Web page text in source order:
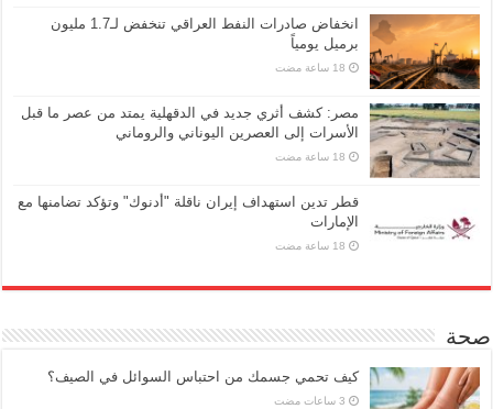
انخفاض صادرات النفط العراقي تنخفض لـ1.7 مليون
برميل يومياً
مصر: كشف أثري جديد في الدقهلية يمتد من عصر ما قبل
الأسرات إلى العصرين اليوناني والروماني
قطر تدين استهداف إيران ناقلة "أدنوك" وتؤكد تضامنها مع
الإمارات
صحة
كيف تحمي جسمك من احتباس السوائل في الصيف؟